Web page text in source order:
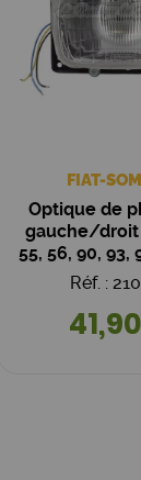
FIAT-
Optique de
gauche/droit
55, 56, 90, 93,
Réf. :